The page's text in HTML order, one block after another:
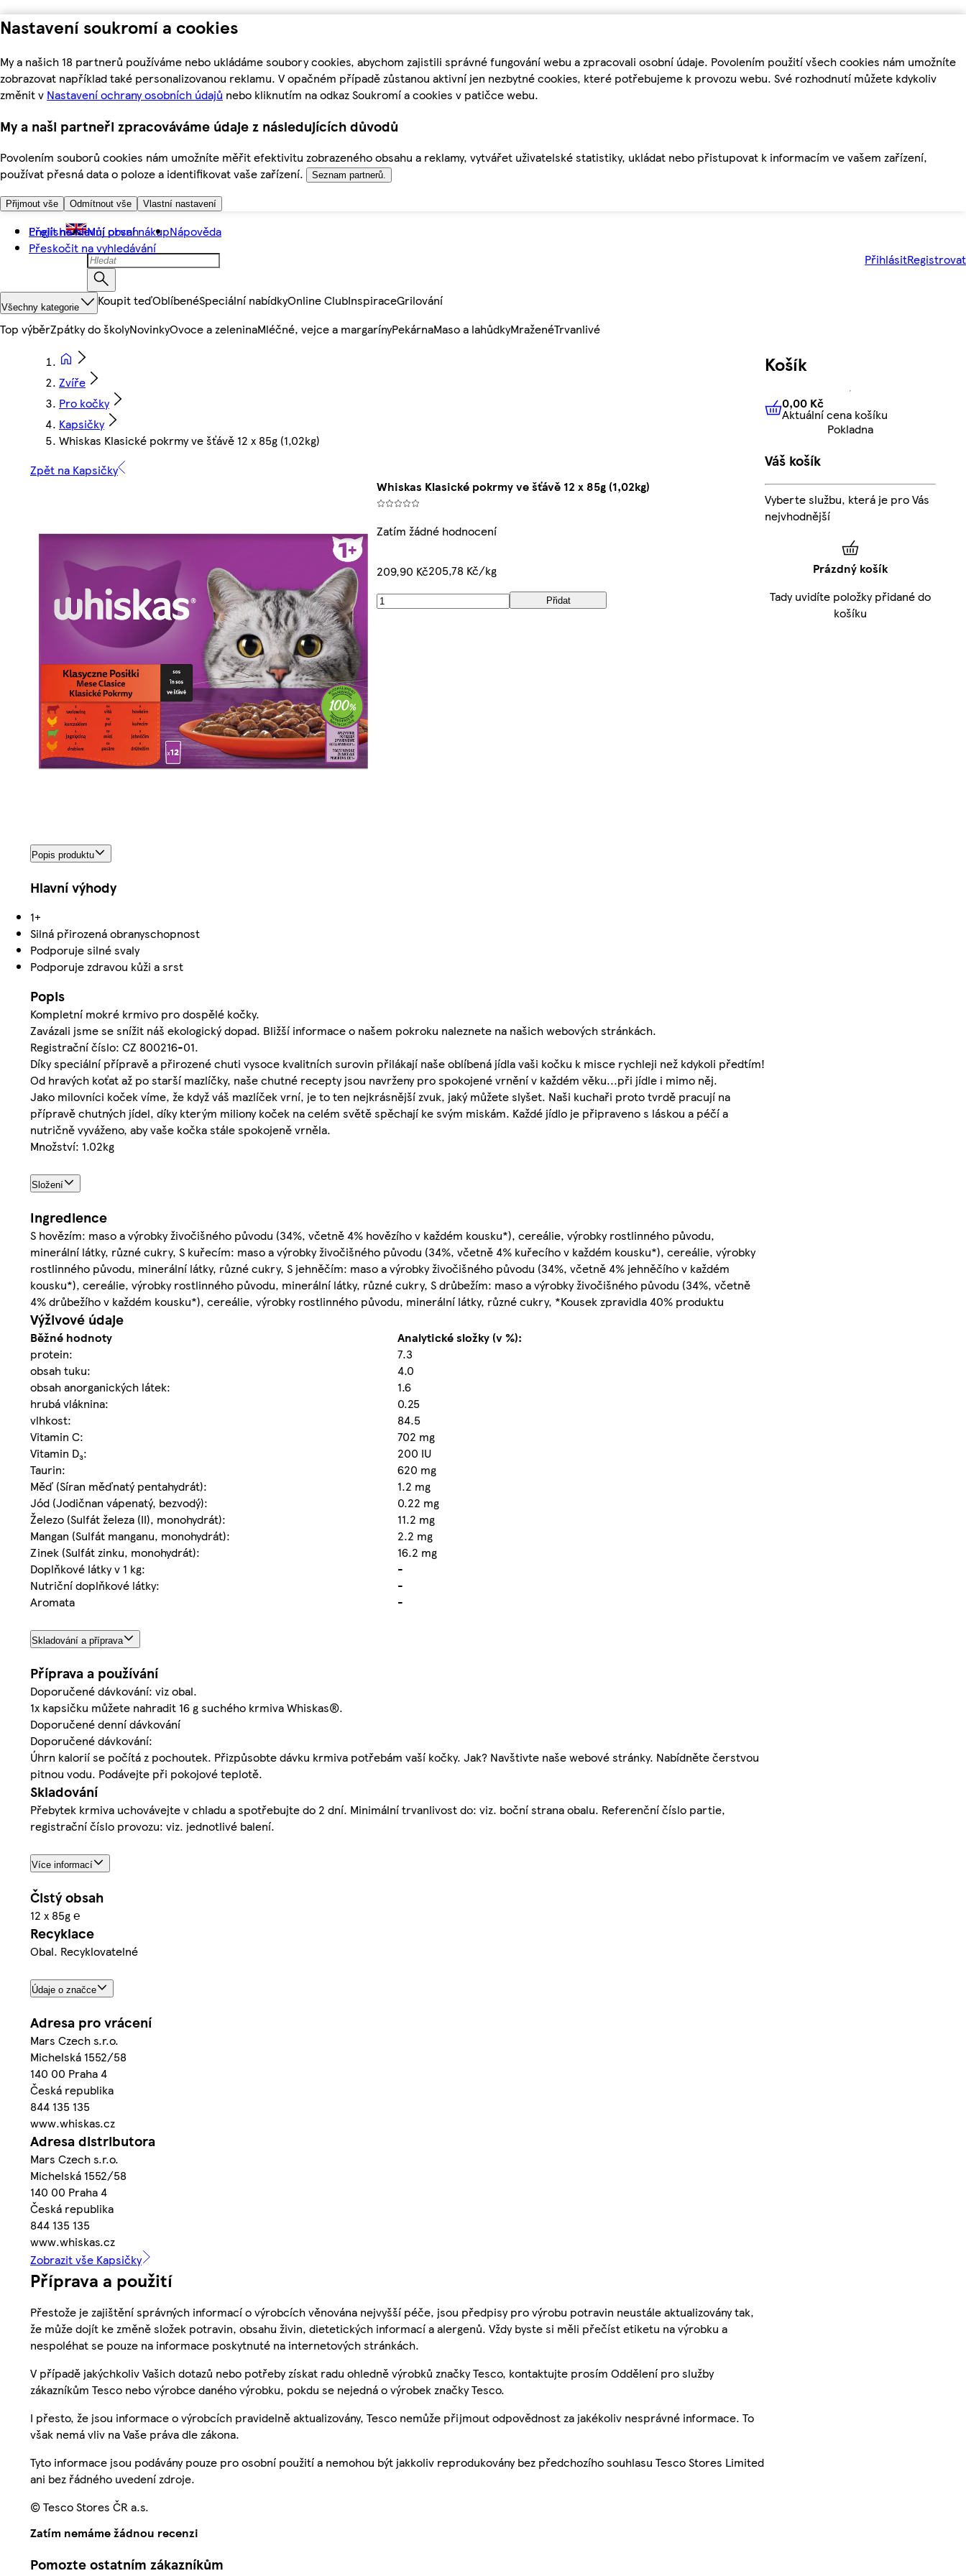
Nastavení soukromí a cookies
My a našich 18 partnerů používáme nebo ukládáme soubory cookies, abychom zajistili správné fungování webu a zpracovali osobní údaje. Povolením použití všech cookies nám umožníte
zobrazovat například také personalizovanou reklamu. V opačném případě zůstanou aktivní jen nezbytné cookies, které potřebujeme k provozu webu. Své rozhodnutí můžete kdykoliv
změnit v Nastavení ochrany osobních údajů nebo kliknutím na odkaz Soukromí a cookies v patičce webu.
My a naši partneři zpracováváme údaje z následujících důvodů
Povolením souborů cookies nám umožníte měřit efektivitu zobrazeného obsahu a reklamy, vytvářet uživatelské statistiky, ukládat nebo přistupovat k informacím ve vašem zařízení,
používat přesná data o poloze a identifikovat vaše zařízení.
Seznam partnerů.
Přijmout vše Odmítnout vše Vlastní nastavení
Přejít na hlavní obsah
Přeskočit na vyhledávání
English Můj první nákupNápověda
PřihlásitRegistrovat
Všechny kategorie Koupit teďOblíbenéSpeciální nabídkyOnline ClubInspiraceGrilování
Top výběrZpátky do školyNovinkyOvoce a zeleninaMléčné, vejce a margarínyPekárnaMaso a lahůdkyMraženéTrvanlivé
Zvíře
Pro kočky
Kapsičky
Whiskas Klasické pokrmy ve šťávě 12 x 85g (1,02kg)
Zpět na Kapsičky
Whiskas Klasické pokrmy ve šťávě 12 x 85g (1,02kg)
Zatím žádné hodnocení
209,90 Kč205,78 Kč/kg
Přidat
Popis produktu
Hlavní výhody
1+
Silná přirozená obranyschopnost
Podporuje silné svaly
Podporuje zdravou kůži a srst
Popis
Kompletní mokré krmivo pro dospělé kočky.
Zavázali jsme se snížit náš ekologický dopad. Bližší informace o našem pokroku naleznete na našich webových stránkách.
Registrační číslo: CZ 800216-01.
Díky speciální přípravě a přirozené chuti vysoce kvalitních surovin přilákají naše oblíbená jídla vaši kočku k misce rychleji než kdykoli předtím!
Od hravých koťat až po starší mazlíčky, naše chutné recepty jsou navrženy pro spokojené vrnění v každém věku...při jídle i mimo něj.
Jako milovníci koček víme, že když váš mazlíček vrní, je to ten nejkrásnější zvuk, jaký můžete slyšet. Naši kuchaři proto tvrdě pracují na
přípravě chutných jídel, díky kterým miliony koček na celém světě spěchají ke svým miskám. Každé jídlo je připraveno s láskou a péčí a
nutričně vyváženo, aby vaše kočka stále spokojeně vrněla.
Množství: 1.02kg
Složení
Ingredience
S hovězím: maso a výrobky živočišného původu (34%, včetně 4% hovězího v každém kousku*), cereálie, výrobky rostlinného původu,
minerální látky, různé cukry, S kuřecím: maso a výrobky živočišného původu (34%, včetně 4% kuřecího v každém kousku*), cereálie, výrobky
rostlinného původu, minerální látky, různé cukry, S jehněčím: maso a výrobky živočišného původu (34%, včetně 4% jehněčího v každém
kousku*), cereálie, výrobky rostlinného původu, minerální látky, různé cukry, S drůbežím: maso a výrobky živočišného původu (34%, včetně
4% drůbežího v každém kousku*), cereálie, výrobky rostlinného původu, minerální látky, různé cukry, *Kousek zpravidla 40% produktu
Výživové údaje
Běžné hodnoty
Analytické složky (v %):
protein:
7.3
obsah tuku:
4.0
obsah anorganických látek:
1.6
hrubá vláknina:
0.25
vlhkost:
84.5
Vitamin C:
702 mg
Vitamin D₃:
200 IU
Taurin:
620 mg
Měď (Síran měďnatý pentahydrát):
1.2 mg
Jód (Jodičnan vápenatý, bezvodý):
0.22 mg
Železo (Sulfát železa (II), monohydrát):
11.2 mg
Mangan (Sulfát manganu, monohydrát):
2.2 mg
Zinek (Sulfát zinku, monohydrát):
16.2 mg
Doplňkové látky v 1 kg:
-
Nutriční doplňkové látky:
-
Aromata
-
Skladování a příprava
Příprava a používání
Doporučené dávkování: viz obal.
1x kapsičku můžete nahradit 16 g suchého krmiva Whiskas®.
Doporučené denní dávkování
Doporučené dávkování:
Úhrn kalorií se počítá z pochoutek. Přizpůsobte dávku krmiva potřebám vaší kočky. Jak? Navštivte naše webové stránky. Nabídněte čerstvou
pitnou vodu. Podávejte při pokojové teplotě.
Skladování
Přebytek krmiva uchovávejte v chladu a spotřebujte do 2 dní. Minimální trvanlivost do: viz. boční strana obalu. Referenční číslo partie,
registrační číslo provozu: viz. jednotlivé balení.
Více informací
Čistý obsah
12 x 85g ℮
Recyklace
Obal. Recyklovatelné
Údaje o značce
Adresa pro vrácení
Mars Czech s.r.o.
Michelská 1552/58
140 00 Praha 4
Česká republika
844 135 135
www.whiskas.cz
Adresa distributora
Mars Czech s.r.o.
Michelská 1552/58
140 00 Praha 4
Česká republika
844 135 135
www.whiskas.cz
Zobrazit vše Kapsičky
Příprava a použití
Přestože je zajištění správných informací o výrobcích věnována nejvyšší péče, jsou předpisy pro výrobu potravin neustále aktualizovány tak,
že může dojít ke změně složek potravin, obsahu živin, dietetických informací a alergenů. Vždy byste si měli přečíst etiketu na výrobku a
nespoléhat se pouze na informace poskytnuté na internetových stránkách.
V případě jakýchkoliv Vašich dotazů nebo potřeby získat radu ohledně výrobků značky Tesco, kontaktujte prosím Oddělení pro služby
zákazníkům Tesco nebo výrobce daného výrobku, pokdu se nejedná o výrobek značky Tesco.
I přesto, že jsou informace o výrobcích pravidelně aktualizovány, Tesco nemůže přijmout odpovědnost za jakékoliv nesprávné informace. To
však nemá vliv na Vaše práva dle zákona.
Tyto informace jsou podávány pouze pro osobní použití a nemohou být jakkoliv reprodukovány bez předchozího souhlasu Tesco Stores Limited
ani bez řádného uvedení zdroje.
© Tesco Stores ČR a.s.
Zatím nemáme žádnou recenzi
Pomozte ostatním zákazníkům
Košík
0,00 KčAktuální cena košíku
0,00 Kč
Aktuální cena košíku
Pokladna
Váš košík
Vyberte službu, která je pro Vás
nejvhodnější
Prázdný košík
Tady uvidíte položky přidané do
košíku